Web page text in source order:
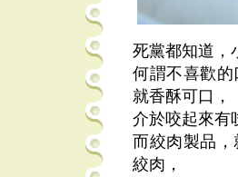
死黨都知道，
何謂不喜歡
就香酥可口，
介於咬起來有
而絞肉製品
絞肉，